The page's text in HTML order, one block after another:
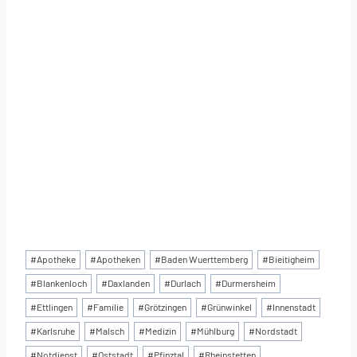
Schlagworte:
#Apotheke #Apotheken #Baden Wuerttemberg #Bieitigheim
#Blankenloch #Daxlanden #Durlach #Durmersheim
#Ettlingen #Familie #Grötzingen #Grünwinkel #Innenstadt
#Karlsruhe #Malsch #Medizin #Mühlburg #Nordstadt
#Notdienst #Oststadt #Pfinztal #Rheinstetten